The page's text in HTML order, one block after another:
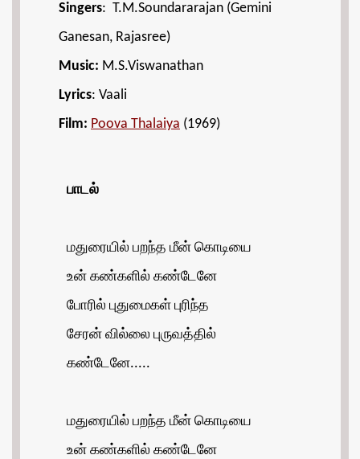
Singers: T.M.Soundararajan (Gemini
Ganesan, Rajasree)
Music: M.S.Viswanathan
Lyrics: Vaali
Film: Poova Thalaiya (1969)
பாடல்
மதுரையில் பறந்த மீன் கொடியை
உன் கண்களில் கண்டேனே
போரில் புதுமைகள் புரிந்த
சேரன் வில்லை புருவத்தில்
கண்டேனே.....
மதுரையில் பறந்த மீன் கொடியை
உன் கண்களில் கண்டேனே